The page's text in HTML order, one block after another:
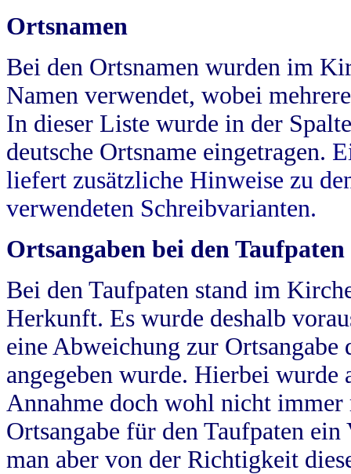
Ortsnamen
Bei den Ortsnamen wurden im
Namen verwendet, wobei
In dieser Liste wurde in der
deutsche Ortsname eingetragen.
liefert zusätzliche Hinweise zu
verwendeten Schreibvarianten.
Ortsangaben bei den Taufpaten
Bei den Taufpaten stand im
Herkunft. Es wurde deshalb
eine Abweichung zur
angegeben wurde. Hierbei wurde
Annahme doch wohl nicht
Ortsangabe für den Taufpaten
man aber von der Richtigkeit